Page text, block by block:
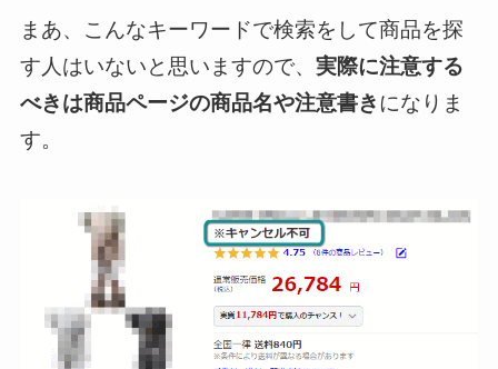
まあ、こんなキーワードで検索をして商品を探
す人はいないと思いますので、 実際に注意する
べきは商品ページの商品名や注意書きになりま
す。